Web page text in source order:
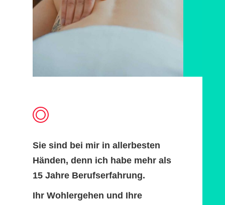
Sie sind bei mir in allerbesten
Händen, denn ich habe mehr als
15 Jahre Berufserfahrung.
Ihr Wohlergehen und Ihre